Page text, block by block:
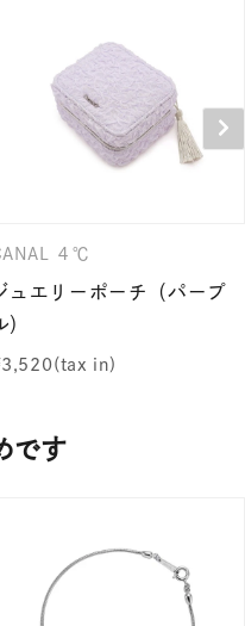
４℃
ュエリーポーチ（パープ
）
3,520
です